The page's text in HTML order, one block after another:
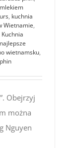
, kuchnia
Wietnamie,
Kuchnia
wietnamsku,
Obejrzyj
można
Nguyen